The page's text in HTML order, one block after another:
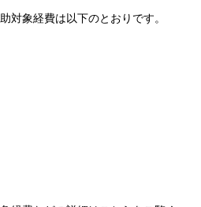
対象経費は以下のとおりです。